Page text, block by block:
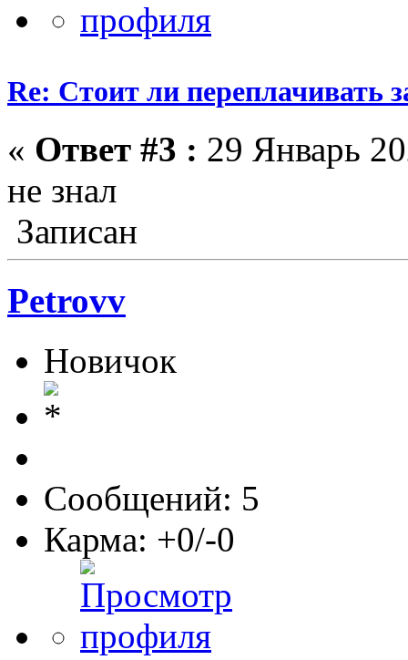
Re: Стоит ли переплачивать
« Ответ #3 : 29 Январь
не знал
Записан
Petrovv
Новичок
Сообщений: 5
Карма: +0/-0